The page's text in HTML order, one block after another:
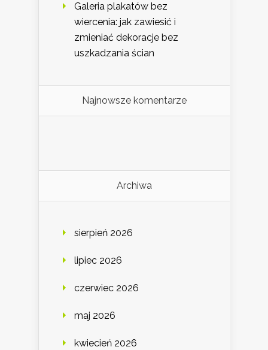
Galeria plakatów bez
wiercenia: jak zawiesić i
zmieniać dekoracje bez
uszkadzania ścian
Najnowsze komentarze
Archiwa
sierpień 2026
lipiec 2026
czerwiec 2026
maj 2026
kwiecień 2026